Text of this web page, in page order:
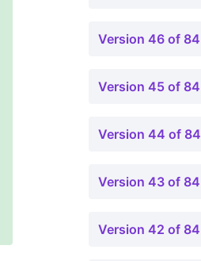
Version 46 of 84
Version 45 of 84
Version 44 of 84
Version 43 of 84
Version 42 of 84